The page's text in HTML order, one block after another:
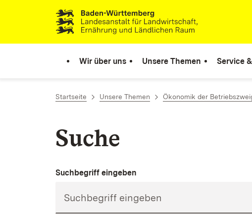
Zum Inhalt springen
Link zur Startseite
Wir über uns Unsere Themen Service
Startseite Unsere Themen Ökonomik der
Suche
Suchbegriff eingeben